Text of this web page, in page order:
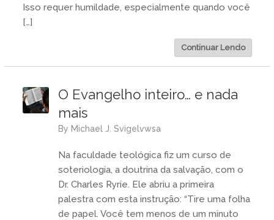
Isso requer humildade, especialmente quando você
[…]
Continuar Lendo
O Evangelho inteiro… e nada
mais
by Michael J. Svigelvwsa
Na faculdade teológica fiz um curso de
soteriologia, a doutrina da salvação, com o
Dr. Charles Ryrie. Ele abriu a primeira
palestra com esta instrução: “Tire uma folha
de papel. Você tem menos de um minuto